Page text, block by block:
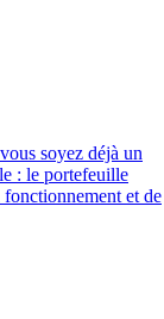
soyez déjà un
: le portefeuille
et de